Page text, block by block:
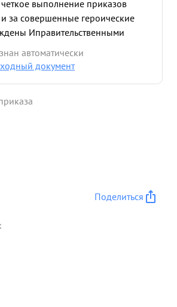
выполнение приказов
за совершенные героические
Иправительственными
и орденами Сам т. ЕВСТР
воспитывал людей. но
неожидано 6 ла отрезана
Правительственной
автоматически
документ
Поделиться